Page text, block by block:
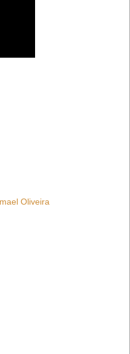
Oliveira